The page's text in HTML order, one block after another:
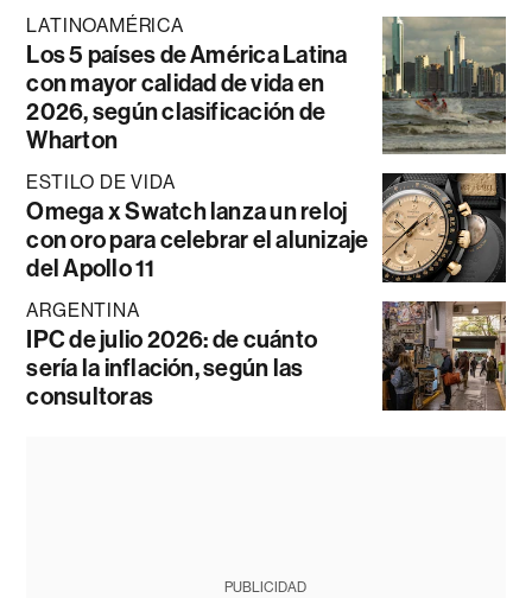
LATINOAMÉRICA
Los 5 países de América Latina
con mayor calidad de vida en
2026, según clasificación de
Wharton
ESTILO DE VIDA
Omega x Swatch lanza un reloj
con oro para celebrar el alunizaje
del Apollo 11
ARGENTINA
IPC de julio 2026: de cuánto
sería la inflación, según las
consultoras
PUBLICIDAD